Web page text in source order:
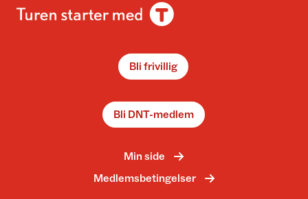
Bli frivillig
Bli DNT-medlem
Min side
Medlemsbetingelser